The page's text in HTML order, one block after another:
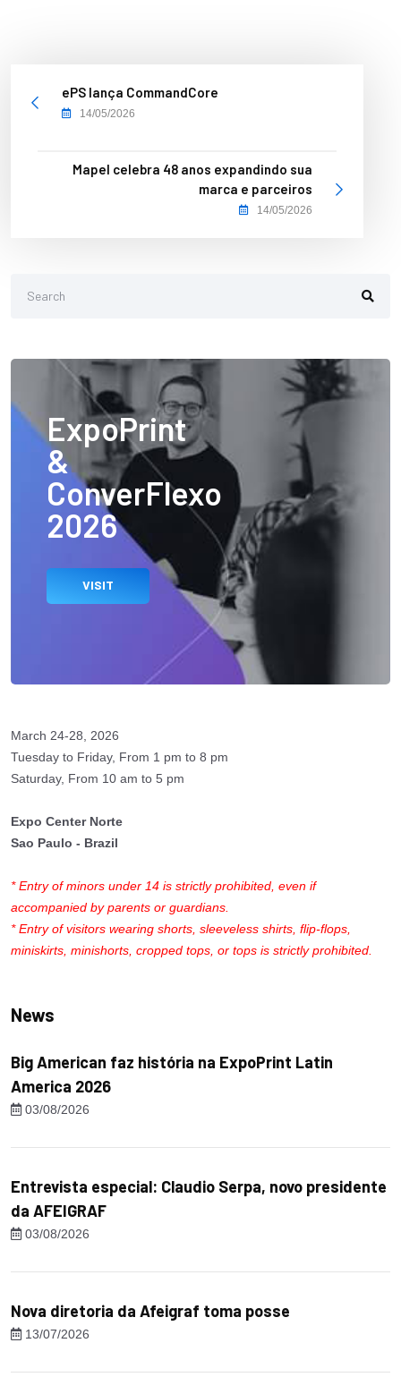
ePS lança CommandCore
14/05/2026
Mapel celebra 48 anos expandindo sua
marca e parceiros
14/05/2026
ExpoPrint
&
ConverFlexo
2026
VISIT
March 24-28, 2026
Tuesday to Friday, From 1 pm to 8 pm
Saturday, From 10 am to 5 pm
Expo Center Norte
Sao Paulo - Brazil
* Entry of minors under 14 is strictly prohibited, even if
accompanied by parents or guardians.
* Entry of visitors wearing shorts, sleeveless shirts, flip-flops,
miniskirts, minishorts, cropped tops, or tops is strictly prohibited.
News
Big American faz história na ExpoPrint Latin
America 2026
03/08/2026
Entrevista especial: Claudio Serpa, novo presidente
da AFEIGRAF
03/08/2026
Nova diretoria da Afeigraf toma posse
13/07/2026